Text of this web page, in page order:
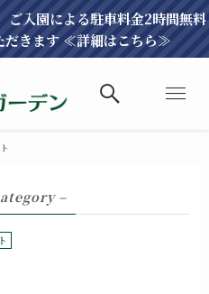
ご入園による駐車料金2時間無料
だきます ≪詳細はこちら≫
–